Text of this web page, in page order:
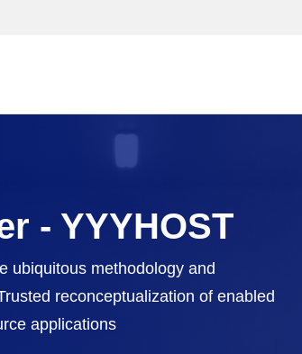
- YYYHOST
ubiquitous methodology and
reconceptualization of enabled
applications